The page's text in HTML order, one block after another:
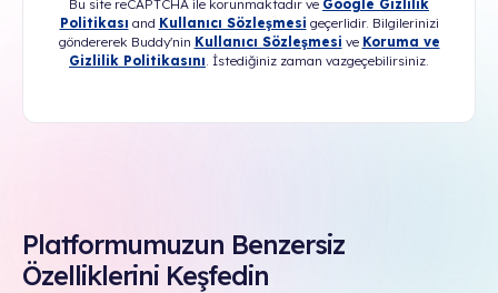
Bu site reCAPTCHA ile korunmaktadır ve Google Gizlilik
Politikası and Kullanıcı Sözleşmesi geçerlidir. Bilgilerinizi
göndererek Buddy'nin Kullanıcı Sözleşmesi ve Koruma ve
Gizlilik Politikasını . İstediğiniz zaman vazgeçebilirsiniz.
Platformumuzun Benzersiz
Özelliklerini Keşfedin